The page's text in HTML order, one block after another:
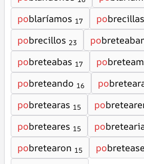
poblaríamos 17 pobrecillas
pobrecillos 23 po
pobreteabas 17 po
pobreteando 16 po
pobretearas 15 po
pobreteares 15 po
pobretearon 15 po